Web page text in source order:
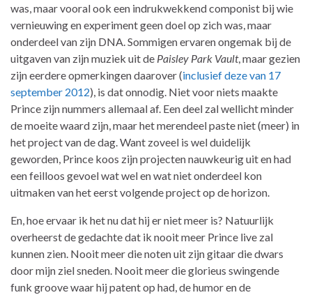
was, maar vooral ook een indrukwekkend componist bij wie
vernieuwing en experiment geen doel op zich was, maar
onderdeel van zijn DNA. Sommigen ervaren ongemak bij de
uitgaven van zijn muziek uit de Paisley Park Vault, maar gezien
zijn eerdere opmerkingen daarover (inclusief deze van 17
september 2012), is dat onnodig. Niet voor niets maakte
Prince zijn nummers allemaal af. Een deel zal wellicht minder
de moeite waard zijn, maar het merendeel paste niet (meer) in
het project van de dag. Want zoveel is wel duidelijk
geworden, Prince koos zijn projecten nauwkeurig uit en had
een feilloos gevoel wat wel en wat niet onderdeel kon
uitmaken van het eerst volgende project op de horizon.
En, hoe ervaar ik het nu dat hij er niet meer is? Natuurlijk
overheerst de gedachte dat ik nooit meer Prince live zal
kunnen zien. Nooit meer die noten uit zijn gitaar die dwars
door mijn ziel sneden. Nooit meer die glorieus swingende
funk groove waar hij patent op had, de humor en de